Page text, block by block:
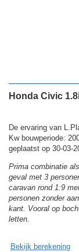
Honda Civic
De ervaring van
Kw bouwperiode:
geplaatst op 30-03-
Prima combinatie
geval met 3
caravan rond 1:9
personen zonder
kant. Vooral op
letten.
Bekijk berekening